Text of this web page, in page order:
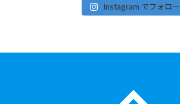
Instagram でフォロー